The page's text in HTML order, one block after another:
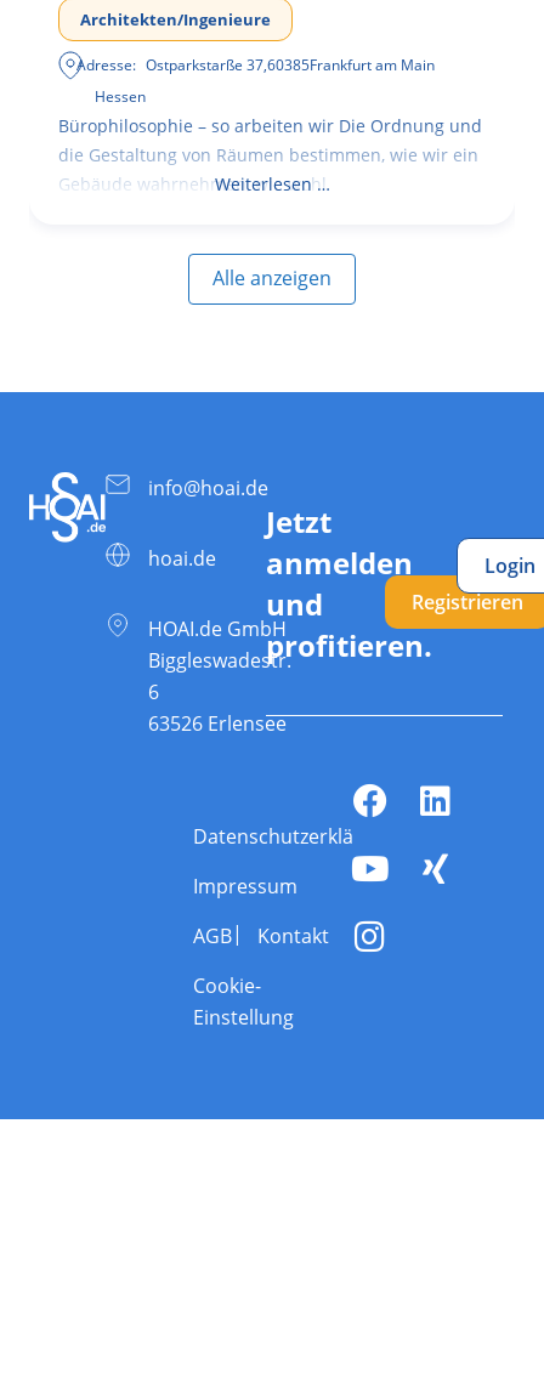
Architekten/Ingenieure
Adresse: Ostparkstarße 37,60385Frankfurt am Main
Hessen
Bürophilosophie – so arbeiten wir Die Ordnung und
die Gestaltung von Räumen bestimmen, wie wir ein
Gebäude wahrnehmen, wie wohl
Weiterlesen …
Alle anzeigen
info@hoai.de
hoai.de
HOAI.de GmbH
Biggleswadestr.
6
63526 Erlensee
Jetzt
anmelden
und
profitieren.
Registrieren
Login
Datenschutzerklärung
Impressum
AGB
Kontakt
Cookie-
Einstellung